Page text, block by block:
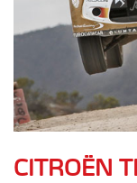
CITROËN